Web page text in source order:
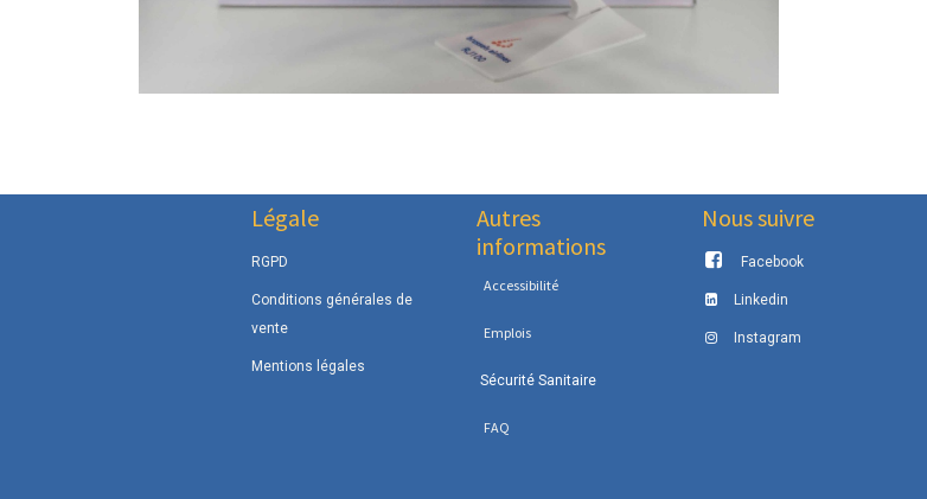
Légale
RGPD
Conditions générales de
vente
Mentions légales
Autres
informations
Accessibilité
Emplois
Sécurité Sanitaire
FAQ
Nous suivre
Facebook
Linkedin
Instagram